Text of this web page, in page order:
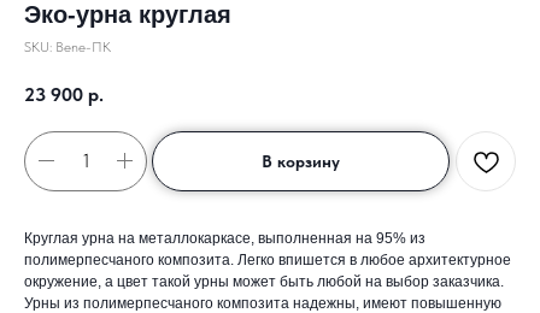
Эко-урна круглая
SKU: Bene-ПК
23 900 р.
В корзину
Круглая урна на металлокаркасе, выполненная на 95% из
полимерпесчаного композита. Легко впишется в любое архитектурное
окружение, а цвет такой урны может быть любой на выбор заказчика.
Урны из полимерпесчаного композита надежны, имеют повышенную